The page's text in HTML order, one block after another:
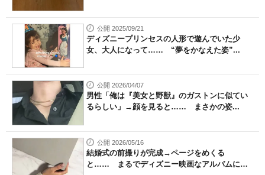
公開 2025/09/21
ディズニープリンセスの人形で遊んでいた少
女、大人になって…… “夢をかなえた姿”...
公開 2026/04/07
男性「俺は『美女と野獣』のガストンに似てい
るらしい」→顔を見ると…… まさかの姿...
公開 2026/05/16
結婚式の前撮りが完成→ページをめくる
と…… まるでディズニー映画なアルバムに